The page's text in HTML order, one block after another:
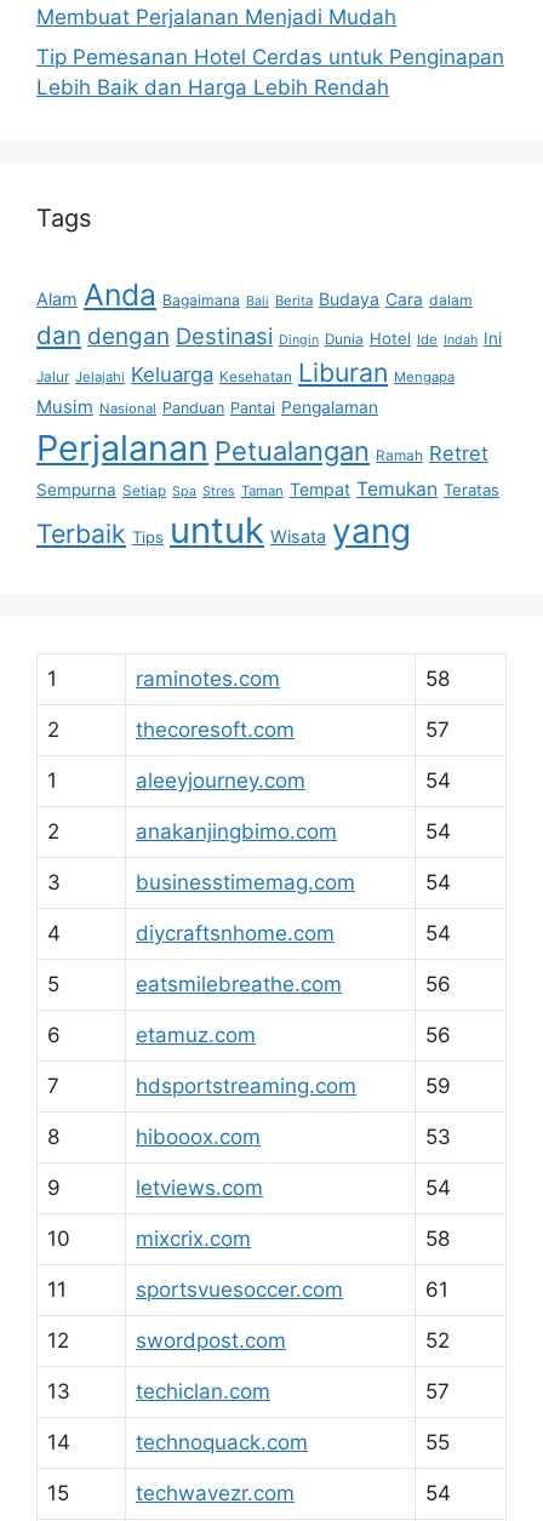
Membuat Perjalanan Menjadi Mudah
Tip Pemesanan Hotel Cerdas untuk Penginapan
Lebih Baik dan Harga Lebih Rendah
Tags
Alam Anda Bagaimana Bali Berita Budaya Cara dalam
dan dengan Destinasi Dingin Dunia Hotel Ide Indah Ini
Jalur Jelajahi Keluarga Kesehatan Liburan Mengapa
Musim Nasional Panduan Pantai Pengalaman
Perjalanan Petualangan Ramah Retret
Sempurna Setiap Spa Stres Taman Tempat Temukan Teratas
Terbaik Tips untuk Wisata yang
1 raminotes.com 58
2 thecoresoft.com 57
1 aleeyjourney.com 54
2 anakanjingbimo.com 54
3 businesstimemag.com 54
4 diycraftsnhome.com 54
5 eatsmilebreathe.com 56
6 etamuz.com 56
7 hdsportstreaming.com 59
8 hibooox.com 53
9 letviews.com 54
10 mixcrix.com 58
11 sportsvuesoccer.com 61
12 swordpost.com 52
13 techiclan.com 57
14 technoquack.com 55
15 techwavezr.com 54